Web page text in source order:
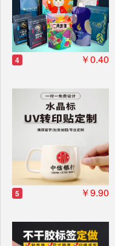
4 ￥0.40
5 ￥9.90